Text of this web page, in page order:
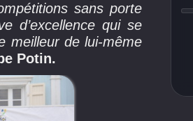
sans porte
d’excellence qui se
meilleur de lui-même
Potin.